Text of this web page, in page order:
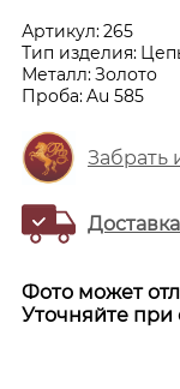
Артикул:265
Тип изделия:
Металл:Золото
Проба:Au 585
Забрать
Фото может
Уточняйте